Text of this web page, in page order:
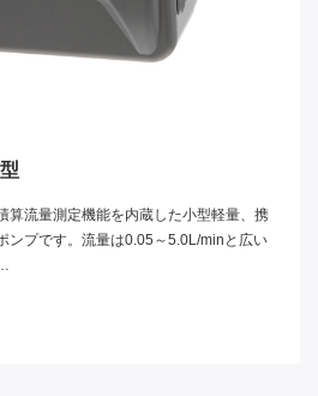
算流量測定機能を内蔵した小型軽量、携
ンプです。流量は0.05～5.0L/minと広い
ます。流量範囲が広く安定しています